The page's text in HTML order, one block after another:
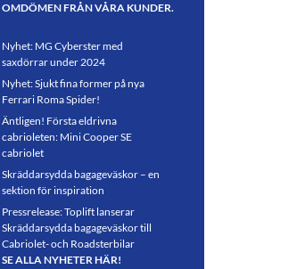
OMDÖMEN FRÅN VÅRA KUNDER.
Nyhet: MG Cyberster med
saxdörrar under 2024
Nyhet: Sjukt fina former på nya
Ferrari Roma Spider!
Äntligen! Första eldrivna
cabrioleten: Mini Cooper SE
cabriolet
Skräddarsydda bagageväskor – en
sektion för inspiration
Pressrelease: Toplift lanserar
Skräddarsydda bagageväskor till
Cabriolet- och Roadsterbilar
SE ALLA NYHETER HÄR!